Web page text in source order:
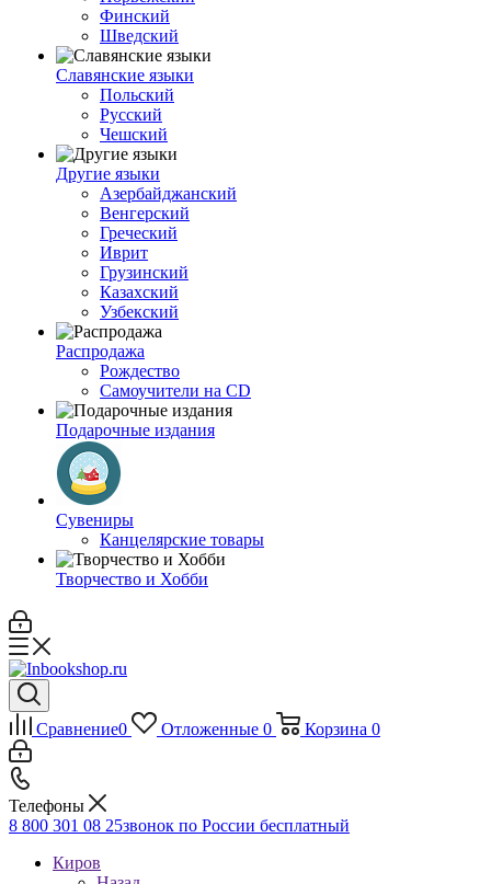
Финский
Шведский
Славянские языки
Польский
Русский
Чешский
Другие языки
Азербайджанский
Венгерский
Греческий
Иврит
Грузинский
Казахский
Узбекский
Распродажа
Рождество
Самоучители на CD
Подарочные издания
Сувениры
Канцелярские товары
Творчество и Хобби
Сравнение0 Отложенные 0 Корзина 0
Телефоны
8 800 301 08 25звонок по России бесплатный
Киров